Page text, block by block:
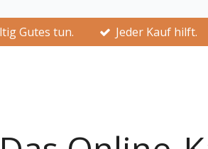
Gutes tun. Jeder Kauf hilft.